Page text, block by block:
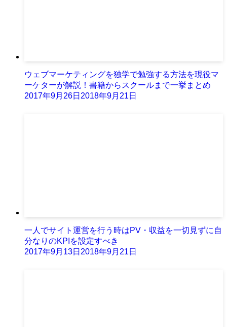
ウェブマーケティングを独学で勉強する方法を現役マ
ーケターが解説！書籍からスクールまで一挙まとめ
2017年9月26日 2018年9月21日
一人でサイト運営を行う時はPV・収益を一切見ずに自
分なりのKPIを設定すべき
2017年9月13日 2018年9月21日